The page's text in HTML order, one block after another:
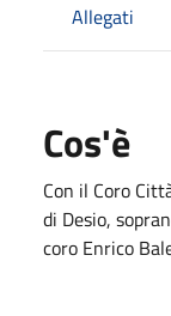
Allegati
Cos'è
Con il Coro
di Desio,
coro Enrico